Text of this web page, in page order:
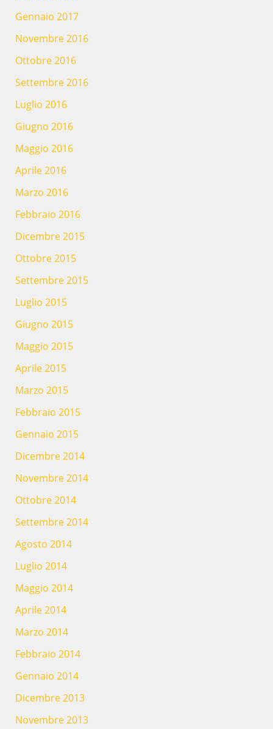
Gennaio 2017
Novembre 2016
Ottobre 2016
Settembre 2016
Luglio 2016
Giugno 2016
Maggio 2016
Aprile 2016
Marzo 2016
Febbraio 2016
Dicembre 2015
Ottobre 2015
Settembre 2015
Luglio 2015
Giugno 2015
Maggio 2015
Aprile 2015
Marzo 2015
Febbraio 2015
Gennaio 2015
Dicembre 2014
Novembre 2014
Ottobre 2014
Settembre 2014
Agosto 2014
Luglio 2014
Maggio 2014
Aprile 2014
Marzo 2014
Febbraio 2014
Gennaio 2014
Dicembre 2013
Novembre 2013